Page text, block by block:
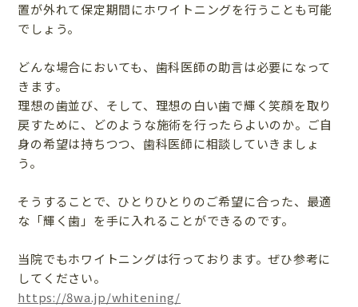
置が外れて保定期間にホワイトニングを行うことも可能
でしょう。
どんな場合においても、歯科医師の助言は必要になって
きます。
理想の歯並び、そして、理想の白い歯で輝く笑顔を取り
戻すために、どのような施術を行ったらよいのか。ご自
身の希望は持ちつつ、歯科医師に相談していきましょ
う。
そうすることで、ひとりひとりのご希望に合った、最適
な「輝く歯」を手に入れることができるのです。
当院でもホワイトニングは行っております。ぜひ参考に
してください。
https://8wa.jp/whitening/